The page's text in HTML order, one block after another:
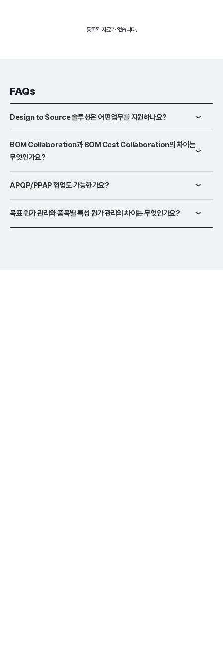
등록된 자료가 없습니다.
FAQs
Design to Source 솔루션은 어떤 업무를 지원하나요?
BOM Collaboration과 BOM Cost Collaboration의 차이는
무엇인가요?
APQP/PPAP 협업도 가능한가요?
목표 원가 관리와 품목별 특성 원가 관리의 차이는 무엇인가요?